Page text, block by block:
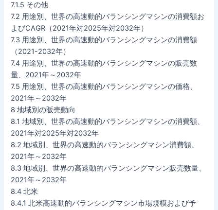
7.1.5 その他
7.2 用途別、世界の高速動的バランシングマシンの消費額お
よびCAGR（2021年対2025年対2032年）
7.3 用途別、世界の高速動的バランシングマシンの消費額
（2021-2032年）
7.4 用途別、世界の高速動的バランシングマシンの販売数
量、2021年～2032年
7.5 用途別、世界の高速動的バランシングマシンの価格、
2021年～2032年
8 地域別の販売動向
8.1 地域別、世界の高速動的バランシングマシンの消費額、
2021年対2025年対2032年
8.2 地域別、世界の高速動的バランシングマシン消費額、
2021年～2032年
8.3 地域別、世界の高速動的バランシングマシン販売数量、
2021年～2032年
8.4 北米
8.4.1 北米高速動的バランシングマシン市場規模および予